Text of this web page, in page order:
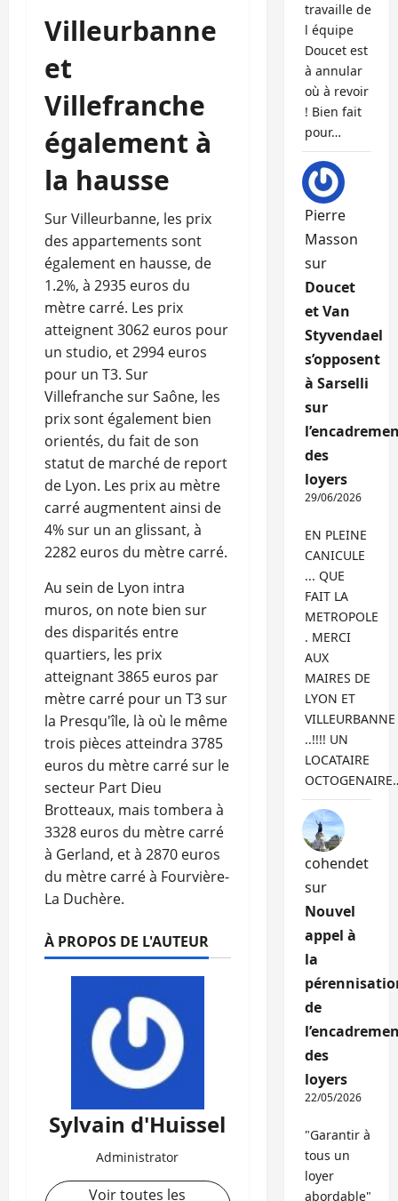
Villeurbanne
et
Villefranche
également à
la hausse
Sur Villeurbanne, les prix
des appartements sont
également en hausse, de
1.2%, à 2935 euros du
mètre carré. Les prix
atteignent 3062 euros pour
un studio, et 2994 euros
pour un T3. Sur
Villefranche sur Saône, les
prix sont également bien
orientés, du fait de son
statut de marché de report
de Lyon. Les prix au mètre
carré augmentent ainsi de
4% sur un an glissant, à
2282 euros du mètre carré.
Au sein de Lyon intra
muros, on note bien sur
des disparités entre
quartiers, les prix
atteignant 3865 euros par
mètre carré pour un T3 sur
la Presqu'île, là où le même
trois pièces atteindra 3785
euros du mètre carré sur le
secteur Part Dieu
Brotteaux, mais tombera à
3328 euros du mètre carré
à Gerland, et à 2870 euros
du mètre carré à Fourvière-
La Duchère.
À PROPOS DE L'AUTEUR
Sylvain d'Huissel
Administrator
Voir toutes les
travaille de
l équipe
Doucet est
à annular
où à revoir
! Bien fait
pour…
Pierre
Masson
sur
Doucet
et Van
Styvendael
s’opposent
à Sarselli
sur
des
loyers
29/06/2026
EN PLEINE
CANICULE
... QUE
FAIT LA
METROPOLE
. MERCI
AUX
MAIRES DE
LYON ET
VILLEURBANNE
..!!!! UN
LOCATAIRE
cohendet
sur
Nouvel
appel à
la
de
des
loyers
22/05/2026
"Garantir à
tous un
loyer
abordable"